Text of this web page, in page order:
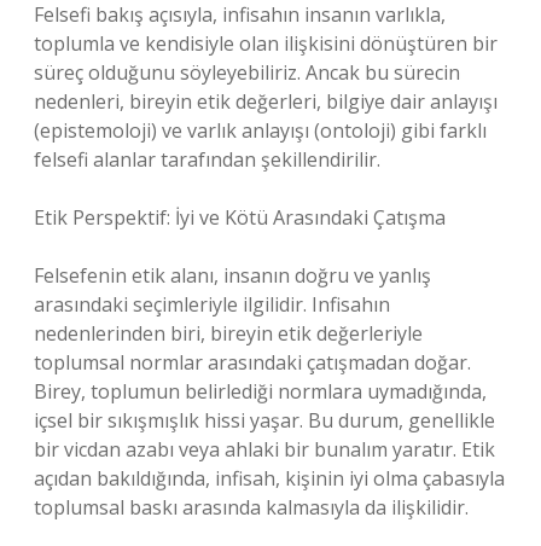
Felsefi bakış açısıyla, infisahın insanın varlıkla,
toplumla ve kendisiyle olan ilişkisini dönüştüren bir
süreç olduğunu söyleyebiliriz. Ancak bu sürecin
nedenleri, bireyin etik değerleri, bilgiye dair anlayışı
(epistemoloji) ve varlık anlayışı (ontoloji) gibi farklı
felsefi alanlar tarafından şekillendirilir.
Etik Perspektif: İyi ve Kötü Arasındaki Çatışma
Felsefenin etik alanı, insanın doğru ve yanlış
arasındaki seçimleriyle ilgilidir. Infisahın
nedenlerinden biri, bireyin etik değerleriyle
toplumsal normlar arasındaki çatışmadan doğar.
Birey, toplumun belirlediği normlara uymadığında,
içsel bir sıkışmışlık hissi yaşar. Bu durum, genellikle
bir vicdan azabı veya ahlaki bir bunalım yaratır. Etik
açıdan bakıldığında, infisah, kişinin iyi olma çabasıyla
toplumsal baskı arasında kalmasıyla da ilişkilidir.